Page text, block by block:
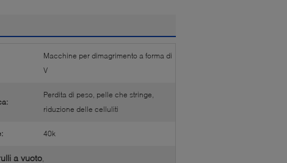
Macchine per dimagrimento a forma di
V
Perdita di peso, pelle che stringe,
riduzione delle celluliti
40k
a vuoto,